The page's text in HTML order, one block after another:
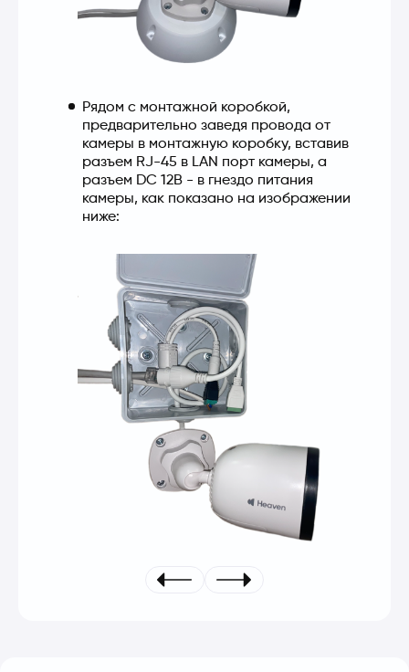
Рядом с монтажной коробкой,
предварительно заведя провода от
камеры в монтажную коробку, вставив
разъем RJ-45 в LAN порт камеры, а
разъем DC 12В - в гнездо питания
камеры, как показано на изображении
ниже: